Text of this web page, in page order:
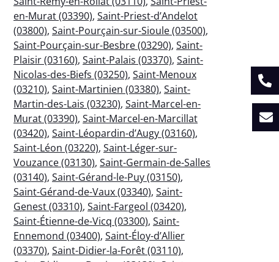
en-Murat (03390), Saint-Priest-d’Andelot
(03800), Saint-Pourçain-sur-Sioule (03500),
Saint-Pourçain-sur-Besbre (03290), Saint-
Plaisir (03160), Saint-Palais (03370), Saint-
Nicolas-des-Biefs (03250), Saint-Menoux
(03210), Saint-Martinien (03380), Saint-
Martin-des-Lais (03230), Saint-Marcel-en-
Murat (03390), Saint-Marcel-en-Marcillat
(03420), Saint-Léopardin-d’Augy (03160),
Saint-Léon (03220), Saint-Léger-sur-
Vouzance (03130), Saint-Germain-de-Salles
(03140), Saint-Gérand-le-Puy (03150),
Saint-Gérand-de-Vaux (03340), Saint-
Genest (03310), Saint-Fargeol (03420),
Saint-Étienne-de-Vicq (03300), Saint-
Ennemond (03400), Saint-Éloy-d’Allier
(03370), Saint-Didier-la-Forêt (03110),